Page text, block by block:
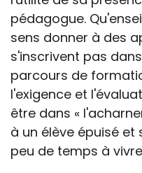
pédagogue.
sens donner à des
s'inscrivent pas
parcours de
l'exigence et
être dans «
à un élève épuisé
peu de temps à